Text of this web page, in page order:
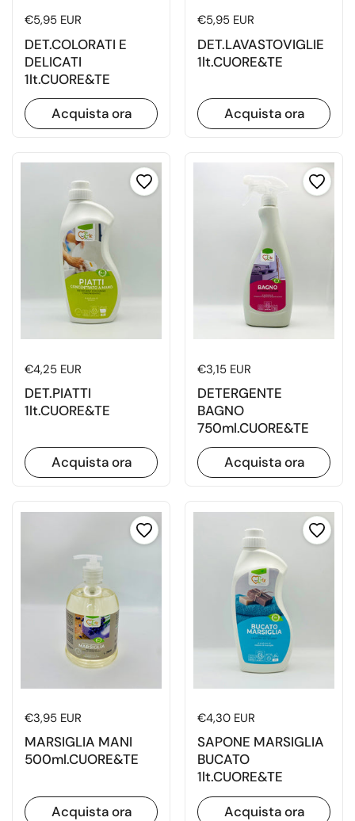
Prezzo di listino
€5,95 EUR
DET.COLORATI E
DELICATI
1lt.CUORE&TE
Acquista ora
Prezzo di listino
€5,95 EUR
DET.LAVASTOVIGLIE
1lt.CUORE&TE
Acquista ora
Prezzo di listino
€4,25 EUR
DET.PIATTI
1lt.CUORE&TE
Acquista ora
Prezzo di listino
€3,15 EUR
DETERGENTE
BAGNO
750ml.CUORE&TE
Acquista ora
Prezzo di listino
€3,95 EUR
MARSIGLIA MANI
500ml.CUORE&TE
Acquista ora
Prezzo di listino
€4,30 EUR
SAPONE MARSIGLIA
BUCATO
1lt.CUORE&TE
Acquista ora